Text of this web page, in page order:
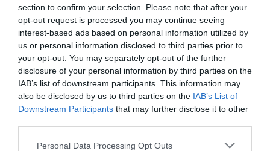
section to confirm your selection. Please note that after your
opt-out request is processed you may continue seeing
interest-based ads based on personal information utilized by
us or personal information disclosed to third parties prior to
your opt-out. You may separately opt-out of the further
disclosure of your personal information by third parties on the
IAB’s list of downstream participants. This information may
also be disclosed by us to third parties on the IAB’s List of
Downstream Participants that may further disclose it to other
Please note that this website/app uses one or more Google
Personal Data Processing Opt Outs